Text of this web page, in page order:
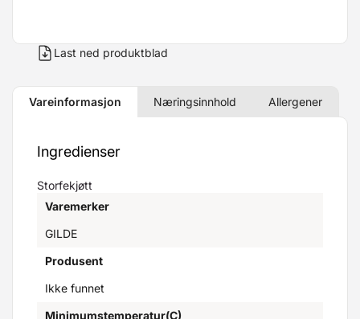
Last ned produktblad
Vareinformasjon Næringsinnhold Allergener
Ingredienser
Storfekjøtt
Varemerker
GILDE
Produsent
Ikke funnet
Minimumstemperatur(C)